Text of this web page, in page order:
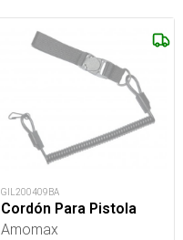
GIL200409BA
Cordón Para Pistola
Amomax